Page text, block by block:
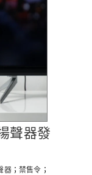
聲器發
器； 禁售令 ；